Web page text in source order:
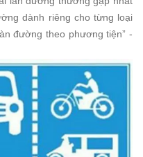
dành riêng cho từng loại
đường theo phương tiện” -